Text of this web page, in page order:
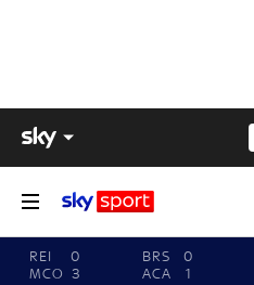
REI
0
MCO 3
BRS
0
ACA
1